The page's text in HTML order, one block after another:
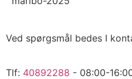
Ved spørgsmål bedes I
Tlf: 40892288 - 08:00-